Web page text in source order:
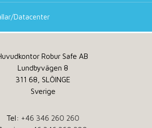
Datacenter
Robur Safe AB
Lundbyvägen 8
311 68, SLÖINGE
Sverige
Tel: +46 346 260 260